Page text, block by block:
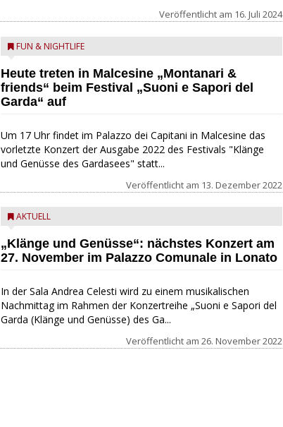
Veröffentlicht am 16. Juli 2024
FUN & NIGHTLIFE
Heute treten in Malcesine „Montanari &
friends“ beim Festival „Suoni e Sapori del
Garda“ auf
Um 17 Uhr findet im Palazzo dei Capitani in Malcesine das
vorletzte Konzert der Ausgabe 2022 des Festivals "Klänge
und Genüsse des Gardasees" statt...
Veröffentlicht am 13. Dezember 2022
AKTUELL
„Klänge und Genüsse“: nächstes Konzert am
27. November im Palazzo Comunale in Lonato
In der Sala Andrea Celesti wird zu einem musikalischen
Nachmittag im Rahmen der Konzertreihe „Suoni e Sapori del
Garda (Klänge und Genüsse) des Ga...
Veröffentlicht am 26. November 2022